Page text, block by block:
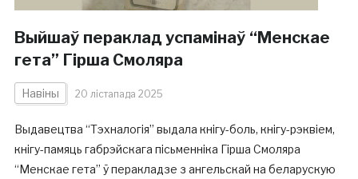
Выйшаў пераклад успамінаў “Менскае
гета” Гірша Смоляра
Навіны 20 лістапада 2025
Выдавецтва “Тэхналогія” выдала кнігу-боль, кнігу-рэквіем,
кнігу-памяць габрэйскага пісьменніка Гірша Смоляра
“Менскае гета” ў перакладзе з ангельскай на беларускую